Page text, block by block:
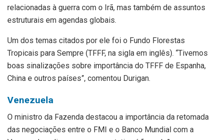
relacionadas à guerra com o Irã, mas também de assuntos
estruturais em agendas globais.
Um dos temas citados por ele foi o Fundo Florestas
Tropicais para Sempre (TFFF, na sigla em inglês). “Tivemos
boas sinalizações sobre importância do TFFF de Espanha,
China e outros países”, comentou Durigan.
Venezuela
O ministro da Fazenda destacou a importância da retomada
das negociações entre o FMI e o Banco Mundial com a